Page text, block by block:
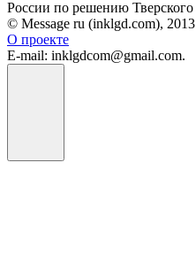
России по решению
© Message ru (inklgd.com),
О проекте
E-mail: inklgdcom@gmail.com.